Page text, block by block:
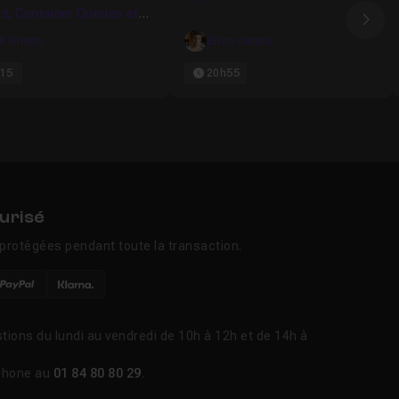
Container Queries et
Nouvelle Génération
Brison Enzo Ustariz
20h55
pendant toute la transaction.
du lundi au vendredi de 10h à 12h et de 14h à
au 01 84 80 80 29.